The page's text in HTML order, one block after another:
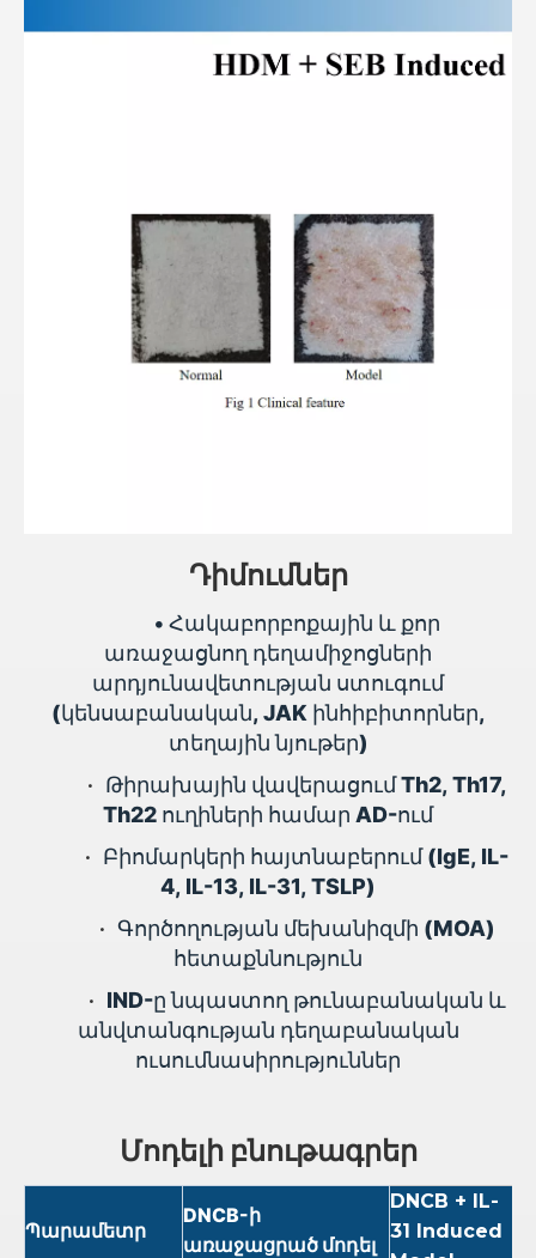
Դիմումներ
• Հակաբորբոքային և քոր
առաջացնող դեղամիջոցների
արդյունավետության ստուգում
(կենսաբանական, JAK ինհիբիտորներ,
տեղային նյութեր)
• Թիրախային վավերացում Th2, Th17,
Th22 ուղիների համար AD-ում
• Բիոմարկերի հայտնաբերում (IgE, IL-
4, IL-13, IL-31, TSLP)
• Գործողության մեխանիզմի (MOA)
հետաքննություն
• IND-ը նպաստող թունաբանական և
անվտանգության դեղաբանական
ուսումնասիրություններ
Մոդելի բնութագրեր
Պարամետր
DNCB-ի
առաջացրած մոդել
DNCB + IL-
31 Induced